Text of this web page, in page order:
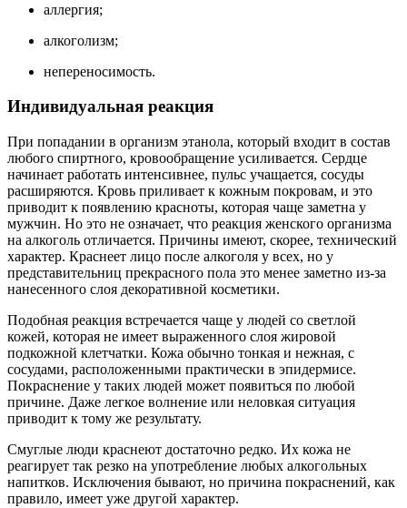
аллергия;
алкоголизм;
непереносимость.
Индивидуальная реакция
При попадании в организм этанола, который входит в состав
любого спиртного, кровообращение усиливается. Сердце
начинает работать интенсивнее, пульс учащается, сосуды
расширяются. Кровь приливает к кожным покровам, и это
приводит к появлению красноты, которая чаще заметна у
мужчин. Но это не означает, что реакция женского организма
на алкоголь отличается. Причины имеют, скорее, технический
характер. Краснеет лицо после алкоголя у всех, но у
представительниц прекрасного пола это менее заметно из-за
нанесенного слоя декоративной косметики.
Подобная реакция встречается чаще у людей со светлой
кожей, которая не имеет выраженного слоя жировой
подкожной клетчатки. Кожа обычно тонкая и нежная, с
сосудами, расположенными практически в эпидермисе.
Покраснение у таких людей может появиться по любой
причине. Даже легкое волнение или неловкая ситуация
приводит к тому же результату.
Смуглые люди краснеют достаточно редко. Их кожа не
реагирует так резко на употребление любых алкогольных
напитков. Исключения бывают, но причина покраснений, как
правило, имеет уже другой характер.